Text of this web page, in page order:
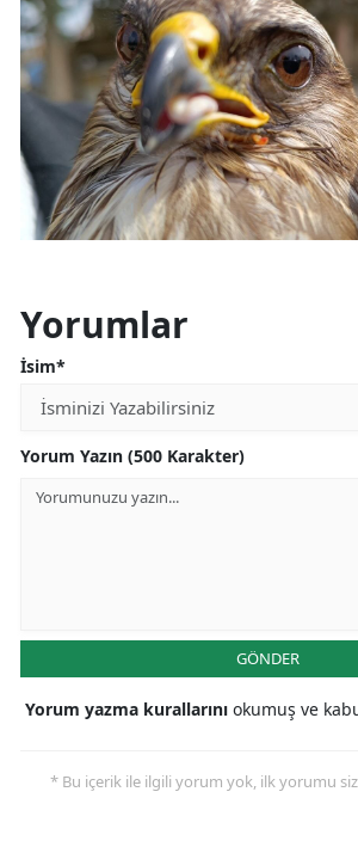
Yorumlar
İsim*
Yorum Yazın (500 Karakter)
GÖNDER
Yorum yazma kurallarını okumuş ve
* Bu içerik ile ilgili yorum yok, ilk yorumu siz